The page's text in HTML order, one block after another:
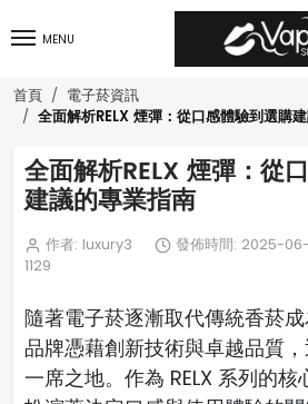
MENU
首頁 電子菸資訊
全面解析RELX 煙彈：從口感體驗到選購
全面解析RELX 煙彈：從
建議的專業指南
作者: luxury3 發佈時間: 2025-06-
1129
隨著電子菸逐漸取代傳統香菸成
品牌憑藉創新技術與卓越品質
一席之地。作為 RELX 系列的核